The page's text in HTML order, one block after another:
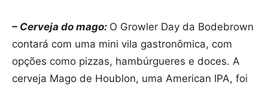
– Cerveja do mago: O Growler Day da Bodebrown
contará com uma mini vila gastronômica, com
opções como pizzas, hambúrgueres e doces. A
cerveja Mago de Houblon, uma American IPA, foi